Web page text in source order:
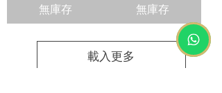
無庫存
無庫存
載入更多